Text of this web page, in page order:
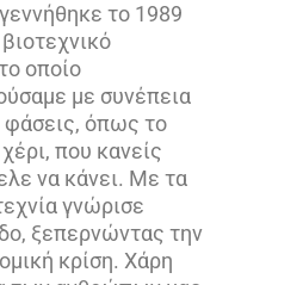
γεννήθηκε το 1989
οποίο
με συνέπεια
όπως το
που κανείς
να κάνει. Με τα
γνώρισε
ξεπερνώντας την
κρίση. Χάρη